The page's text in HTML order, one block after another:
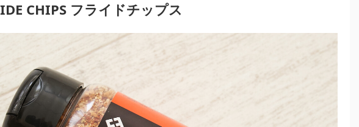
CHIPS フライドチップス